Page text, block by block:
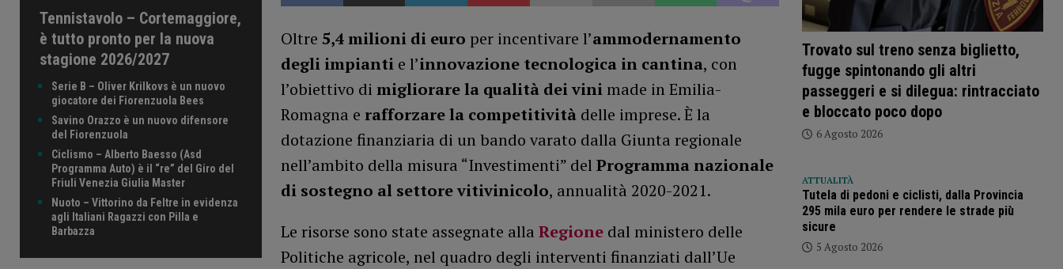
Oltre 5,4 milioni di euro per incentivare l’ammodernamento
degli impiantie l’innovazione tecnologica in cantina, con
l’obiettivo di migliorare la qualità dei vinimade in Emilia-
Romagna e rafforzare la competitivitàdelle imprese. È la
dotazione finanziaria di un bando varato dalla Giunta regionale
nell’ambito della misura “Investimenti” del Programma nazionale
di sostegno al settore vitivinicolo, annualità 2020-2021.
Le risorse sono state assegnate alla Regionedal ministero delle
Politiche agricole, nel quadro degli interventi finanziati dall’Ue
Tennistavolo – Cortemaggiore,
è tutto pronto per la nuova
stagione 2026/2027
Serie B – Oliver Krilkovs è un nuovo
giocatore dei Fiorenzuola Bees
Savino Orazzo è un nuovo difensore
del Fiorenzuola
Ciclismo – Alberto Baesso (Asd
Programma Auto) è il “re” del Giro del
Friuli Venezia Giulia Master
Nuoto – Vittorino da Feltre in evidenza
agli Italiani Ragazzi con Pilla e
Barbazza
Trovato sul treno senza biglietto,
fugge spintonando gli altri
passeggeri e si dilegua: rintracciato
e bloccato poco dopo
6 Agosto 2026
ATTUALITÀ
Tutela di pedoni e ciclisti, dalla Provincia
295 mila euro per rendere le strade più
sicure
5 Agosto 2026